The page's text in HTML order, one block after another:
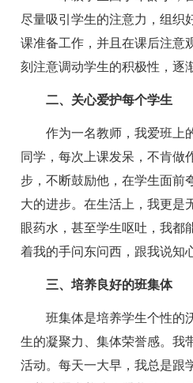
尽量吸引学生的注意力，组织
课准备工作，并且在课后注意
刻注意调动学生的积极性，逐
二、关心爱护每个学生
作为一名教师，我爱班上的
同学，每次上课发呆，不肯做
步，不断鼓励他，在学生面前
大的进步。在生活上，我更是
眼药水，甚至学生呕吐，我都
着我的手问东问西，跟我说知
三、培养良好的班集体
班集体是培养学生个性的沃
生的凝聚力、集体荣誉感。我
活动。每天一大早，我总是跟